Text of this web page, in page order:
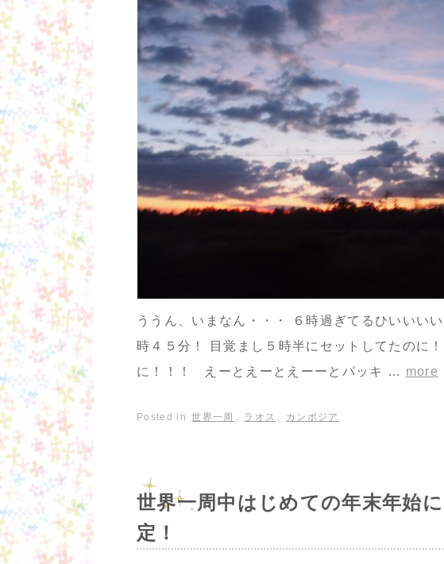
ううん、いまなん・・・ ６時過ぎてるひいいい
時４５分！ 目覚まし５時半にセットしてたのに
に！！！ えーとえーとえーーとパッキ … more
Posted in 世界一周 , ラオス , カンボジア
世界一周中はじめての年末年始
定！